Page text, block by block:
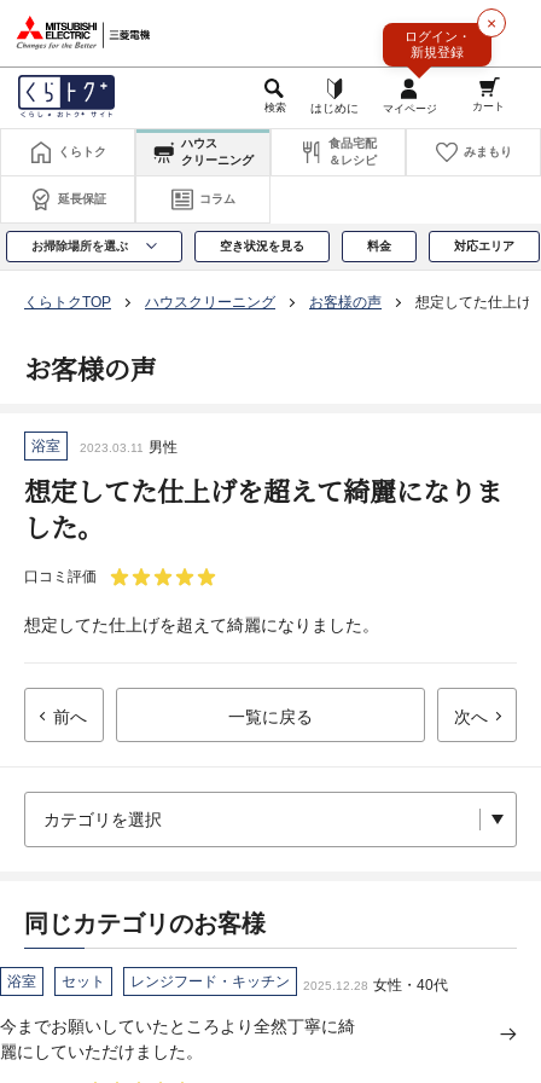
×
ログイン・
新規登録
くらトク
ハウス
クリーニング
食品宅配
＆レシピ
みまもり
延長保証 コラム
お掃除場所を選ぶ 空き状況を見る 料金 対応エリア
くらトクTOP ハウスクリーニング お客様の声 想定してた仕上げ
お客様の声
浴室 2023.03.11 男性
想定してた仕上げを超えて綺麗になりま
した。
口コミ評価
想定してた仕上げを超えて綺麗になりました。
前へ 一覧に戻る 次へ
同じカテゴリのお客様
浴室 セット レンジフード・キッチン 2025.12.28 女性・40代
今までお願いしていたところより全然丁寧に綺
麗にしていただけました。